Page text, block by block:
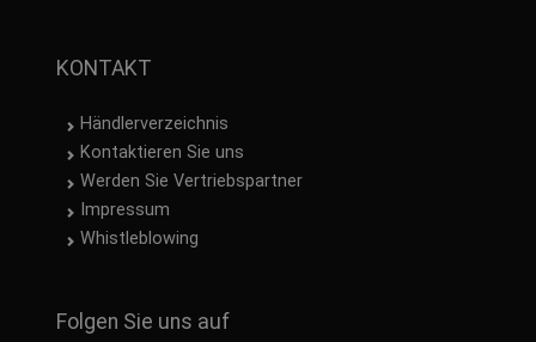
KONTAKT
Händlerverzeichnis
Kontaktieren Sie uns
Werden Sie Vertriebspartner
Impressum
Whistleblowing
Folgen Sie uns auf